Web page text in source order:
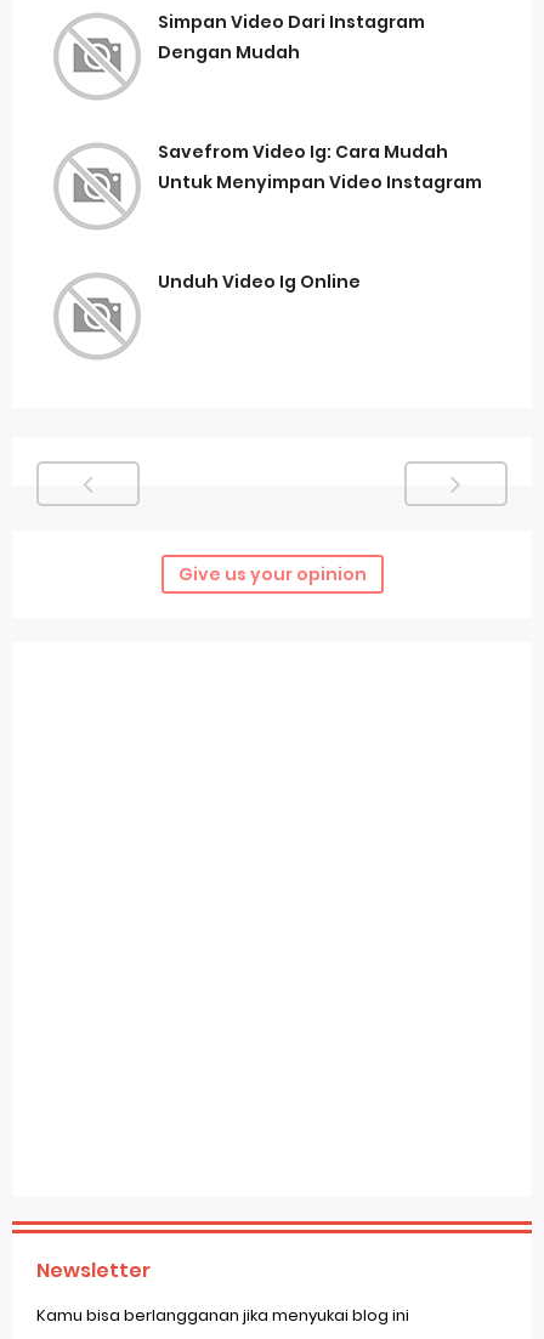
Simpan Video Dari Instagram
Dengan Mudah
Savefrom Video Ig: Cara Mudah
Untuk Menyimpan Video Instagram
Unduh Video Ig Online
Give us your opinion
Newsletter
Kamu bisa berlangganan jika menyukai blog ini